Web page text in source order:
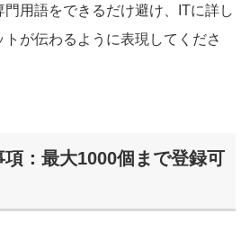
用語をできるだけ避け、ITに詳し
トが伝わるように表現してくださ
：最大1000個まで登録可